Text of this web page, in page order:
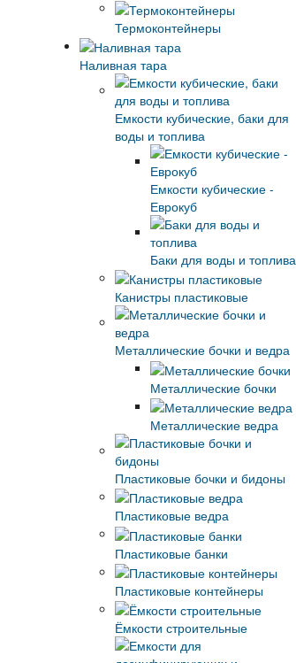
Термоконтейнеры
Наливная тара
Емкости кубические, баки для
воды и топлива
Емкости кубические -
Еврокуб
Баки для воды и топлива
Канистры пластиковые
Металлические бочки и ведра
Металлические бочки
Металлические ведра
Пластиковые бочки и бидоны
Пластиковые ведра
Пластиковые банки
Пластиковые контейнеры
Ёмкости строительные